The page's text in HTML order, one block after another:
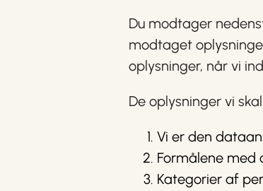
Du modtager
modtaget
oplysninger, når vi
De oplysninger vi
Vi er den
Formålene med
Kategorier af